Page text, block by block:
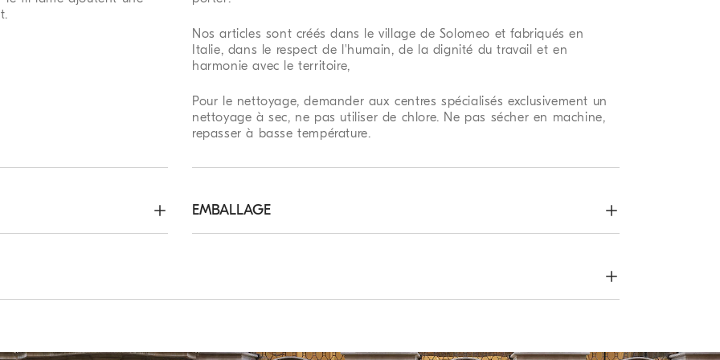
Nos articles sont créés dans le village de Solomeo et fabriqués en
Italie, dans le respect de l'humain, de la dignité du travail et en
harmonie avec le territoire,
Pour le nettoyage, demander aux centres spécialisés exclusivement un
nettoyage à sec, ne pas utiliser de chlore. Ne pas sécher en machine,
repasser à basse température.
de régler la dimension à
de la taille sélectionnée
EMBALLAGE
Cucinelli sont conçus à Solomeo
point pour être réutilisé : son